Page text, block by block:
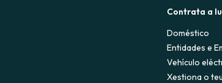
Contrata a
Doméstico
Entidades e
Vehículo
Xestiona o